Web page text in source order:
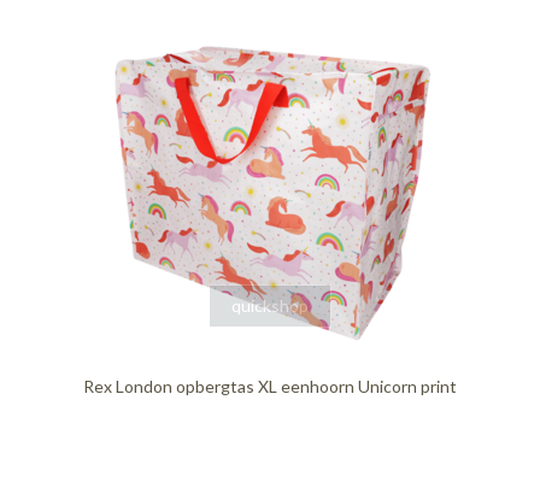
quickshop
Rex London opbergtas XL eenhoorn Unicorn print